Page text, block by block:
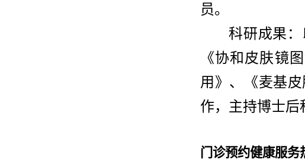
员。
科研成果：
《协和皮肤镜
用》、《麦基
作，主持博士后
门诊预约健康服务